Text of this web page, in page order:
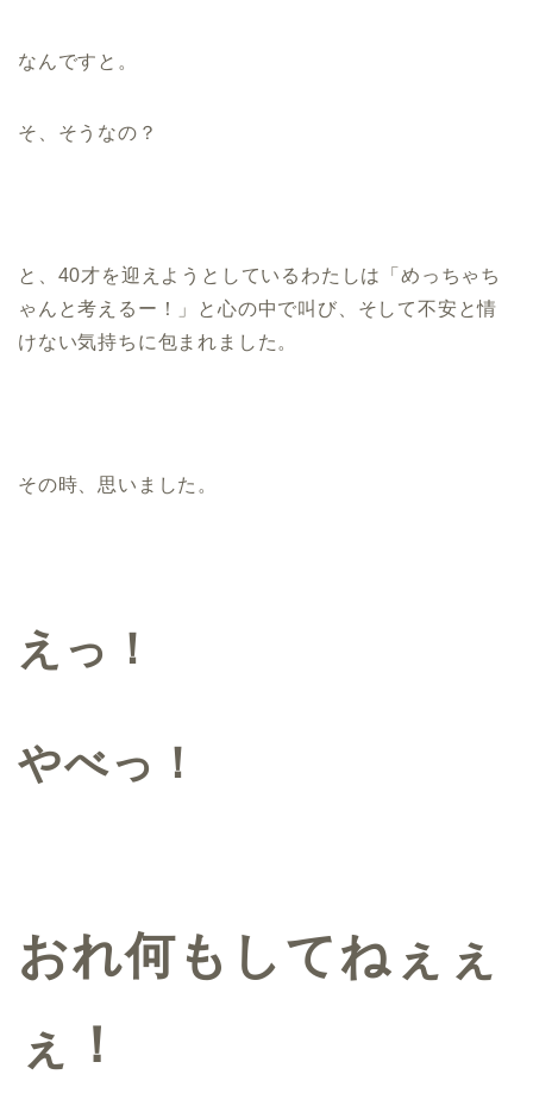
なんですと。
そ、そうなの？
と、40才を迎えようとしているわたしは「めっちゃち
ゃんと考えるー！」と心の中で叫び、そして不安と情
けない気持ちに包まれました。
その時、思いました。
えっ！
やべっ！
おれ何もしてねぇぇ
ぇ！